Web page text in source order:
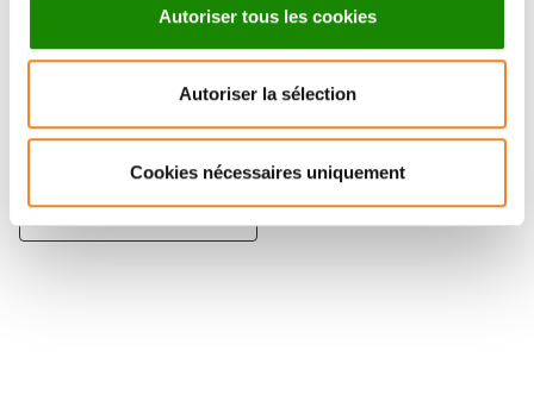
Autoriser tous les cookies
Autoriser la sélection
Cookies nécessaires uniquement
TING-DI WU
Ingénieur de recherche